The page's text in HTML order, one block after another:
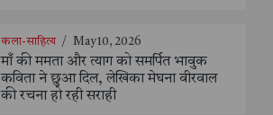
कला-साहित्य / May 10, 2026
माँ की ममता और त्याग को समर्पित भावुक
कविता ने छुआ दिल, लेखिका मेघना वीरवाल
की रचना हो रही सराही